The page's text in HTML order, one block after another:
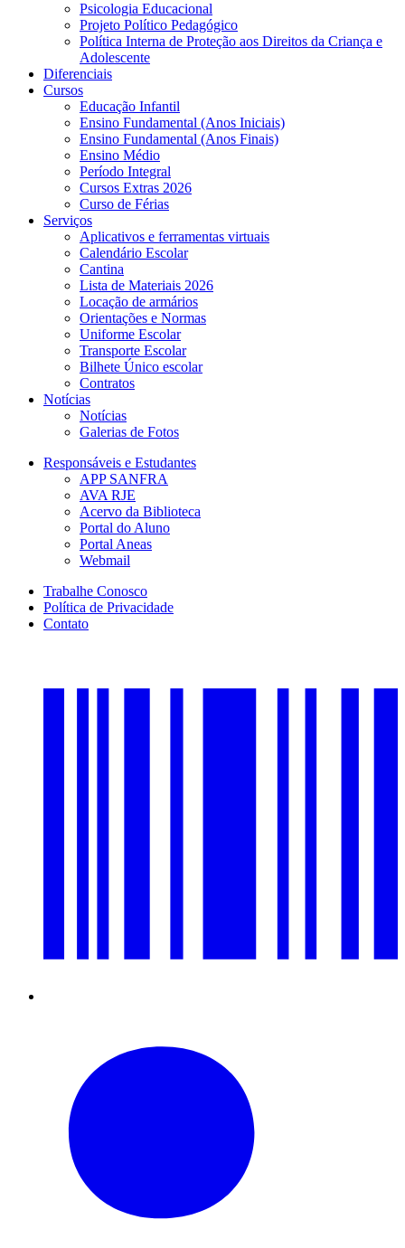
Psicologia Educacional
Projeto Político Pedagógico
Política Interna de Proteção aos Direitos da Criança e
Adolescente
Diferenciais
Cursos
Educação Infantil
Ensino Fundamental (Anos Iniciais)
Ensino Fundamental (Anos Finais)
Ensino Médio
Período Integral
Cursos Extras 2026
Curso de Férias
Serviços
Aplicativos e ferramentas virtuais
Calendário Escolar
Cantina
Lista de Materiais 2026
Locação de armários
Orientações e Normas
Uniforme Escolar
Transporte Escolar
Bilhete Único escolar
Contratos
Notícias
Notícias
Galerias de Fotos
Responsáveis e Estudantes
APP SANFRA
AVA RJE
Acervo da Biblioteca
Portal do Aluno
Portal Aneas
Webmail
Trabalhe Conosco
Política de Privacidade
Contato